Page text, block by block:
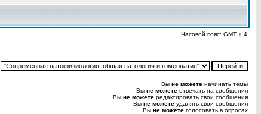
Часовой пояс: GMT + 4
Вы не можете начинать темы
Вы не можете отвечать на сообщения
Вы не можете редактировать свои сообщения
Вы не можете удалять свои сообщения
Вы не можете голосовать в опросах